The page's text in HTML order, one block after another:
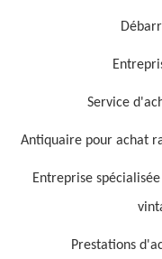
Service
Antiquaire pour achat
Entreprise
Prestations